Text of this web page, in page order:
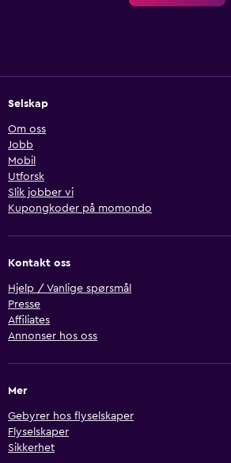
Selskap
Om oss
Jobb
Mobil
Utforsk
Slik jobber vi
Kupongkoder på momondo
Kontakt oss
Hjelp / Vanlige spørsmål
Presse
Affiliates
Annonser hos oss
Mer
Gebyrer hos flyselskaper
Flyselskaper
Sikkerhet